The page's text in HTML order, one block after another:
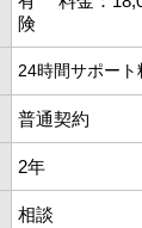
険
24時間サポート
普通契約
2年
相談